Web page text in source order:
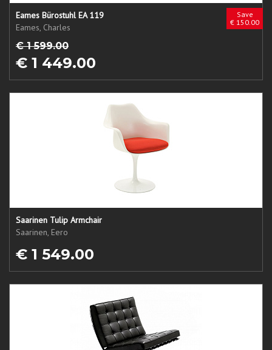
Save
€ 150.00
Eames Bürostuhl EA 119
Eames, Charles
€ 1 599.00
€ 1 449.00
Saarinen Tulip Armchair
Saarinen, Eero
€ 1 549.00